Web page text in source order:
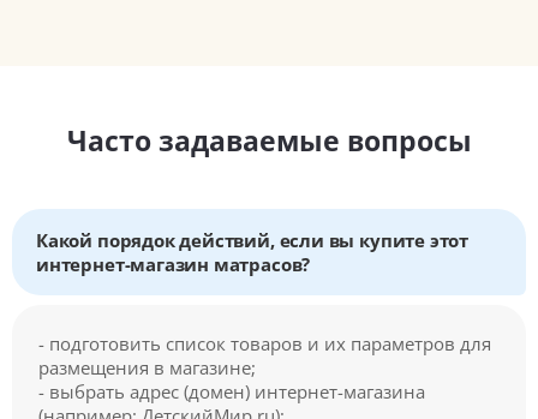
Часто задаваемые вопросы
Какой порядок действий, если вы купите этот
интернет-магазин матрасов?
- подготовить список товаров и их параметров для
размещения в магазине;
- выбрать адрес (домен) интернет-магазина